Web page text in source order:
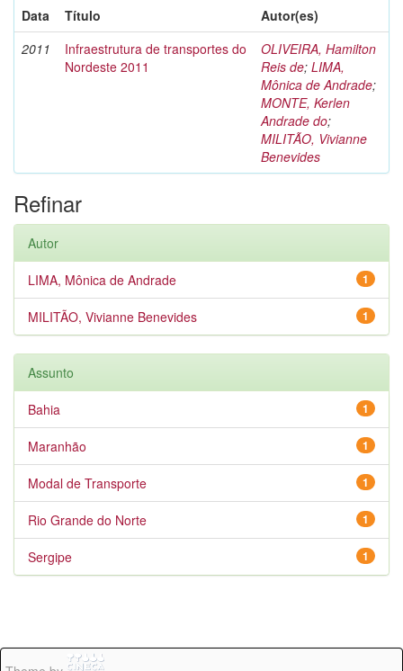
Data
Título
Autor(es)
2011
Infraestrutura de transportes do
Nordeste 2011
OLIVEIRA, Hamilton
Reis de; LIMA,
Mônica de Andrade;
MONTE, Kerlen
Andrade do;
MILITÃO, Vivianne
Benevides
Refinar
Autor
1
LIMA, Mônica de Andrade
1
MILITÃO, Vivianne Benevides
Assunto
1
Bahia
1
Maranhão
1
Modal de Transporte
1
Rio Grande do Norte
1
Sergipe